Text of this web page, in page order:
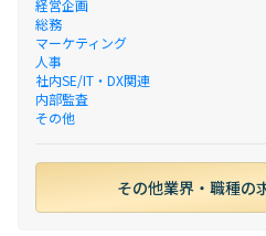
経営企画
総務
マーケティング
人事
社内SE/IT・DX関連
内部監査
その他
その他業界・職種の